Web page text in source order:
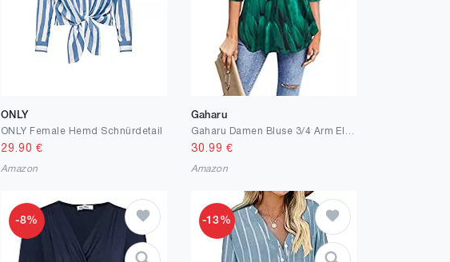
ONLY
ONLY Female Hemd Schnürdetail
29.90 €
Amazon
Gaharu
30.99 €
Amazon
-8% -13%